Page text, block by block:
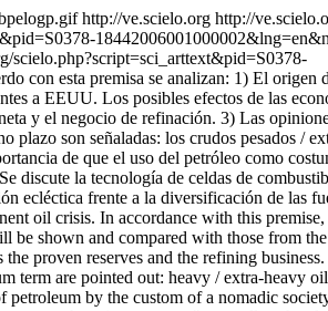
http://ve.scielo.org http://
scielo.php?script=sci_arttext&pid=S0378-
con esta premisa se analizan: 1) El origen
a EEUU. Los posibles efectos de las
y el negocio de refinación. 3) Las
son señaladas: los crudos pesados /
de que el uso del petróleo como
discute la tecnología de celdas de
ecléctica frente a la diversificación de las
oil crisis. In accordance with this
be shown and compared with those from
proven reserves and the refining
are pointed out: heavy / extra-heavy
by the custom of a nomadic